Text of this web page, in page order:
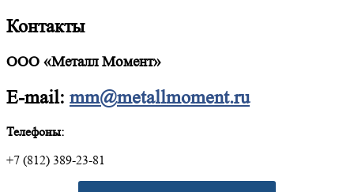
Контакты
ООО «Металл Момент»
E-mail: mm@metallmoment.ru
Телефоны:
+7 (812) 389-23-81